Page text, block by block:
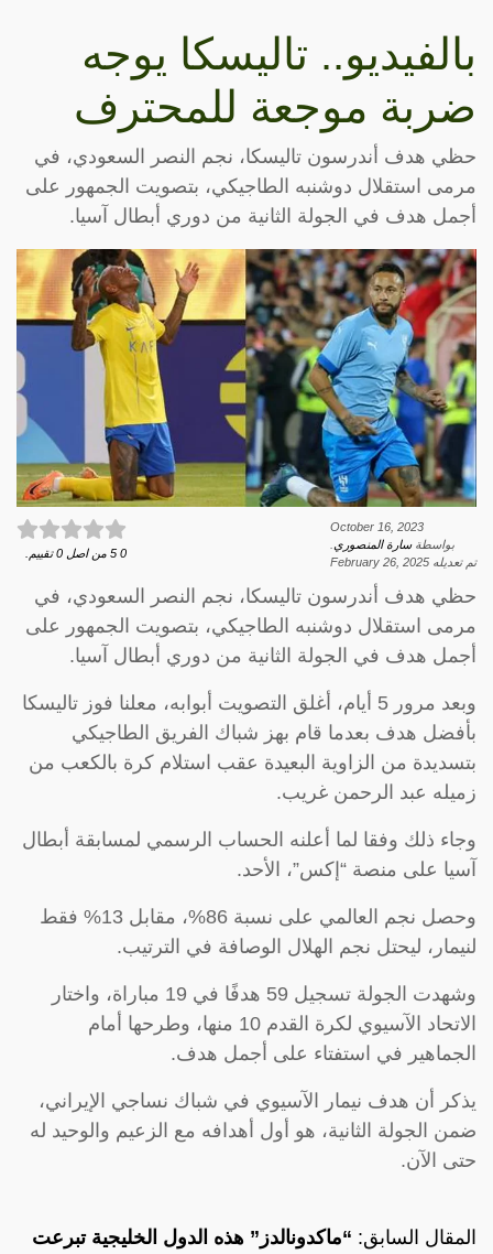
بالفيديو.. تاليسكا يوجه
ضربة موجعة للمحترف
حظي هدف أندرسون تاليسكا، نجم النصر السعودي، في
مرمى استقلال دوشنبه الطاجيكي، بتصويت الجمهور على
أجمل هدف في الجولة الثانية من دوري أبطال آسيا.
October 16, 2023
بواسطةسارة المنصوري
تم تعديله February 26, 2025
0
5 من اصل 0 تقييم.
حظي هدف أندرسون تاليسكا، نجم النصر السعودي، في
مرمى استقلال دوشنبه الطاجيكي، بتصويت الجمهور على
أجمل هدف في الجولة الثانية من دوري أبطال آسيا.
وبعد مرور 5 أيام، أغلق التصويت أبوابه، معلنا فوز تاليسكا
بأفضل هدف بعدما قام بهز شباك الفريق الطاجيكي
بتسديدة من الزاوية البعيدة عقب استلام كرة بالكعب من
زميله عبد الرحمن غريب.
وجاء ذلك وفقا لما أعلنه الحساب الرسمي لمسابقة أبطال
آسيا على منصة “إكس”، الأحد.
وحصل نجم العالمي على نسبة 86%، مقابل 13% فقط
لنيمار، ليحتل نجم الهلال الوصافة في الترتيب.
وشهدت الجولة تسجيل 59 هدفًا في 19 مباراة، واختار
الاتحاد الآسيوي لكرة القدم 10 منها، وطرحها أمام
الجماهير في استفتاء على أجمل هدف.
يذكر أن هدف نيمار الآسيوي في شباك نساجي الإيراني،
ضمن الجولة الثانية، هو أول أهدافه مع الزعيم والوحيد له
حتى الآن.
المقال السابق: “ماكدونالدز” هذه الدول الخليجية تبرعت